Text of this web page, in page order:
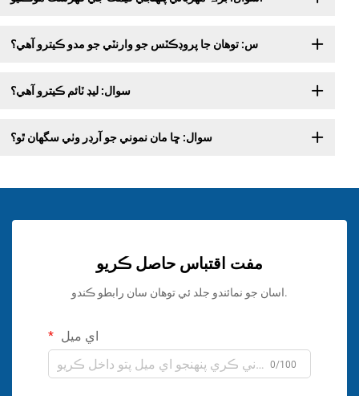
س: توهان جا پروڊڪٽس جو وارنٽي جو مدو ڪيترو آهي؟
سوال: ليڊ ٽائم ڪيترو آهي؟
سوال: ڇا مان نموني جو آرڊر وٺي سگهان ٿو؟
مفت اقتباس حاصل ڪريو
اسان جو نمائندو جلد ئي توهان سان رابطو ڪندو.
اي ميل
0/100